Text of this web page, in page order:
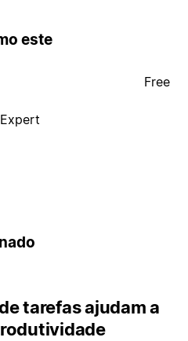
este
Free
tarefas ajudam a